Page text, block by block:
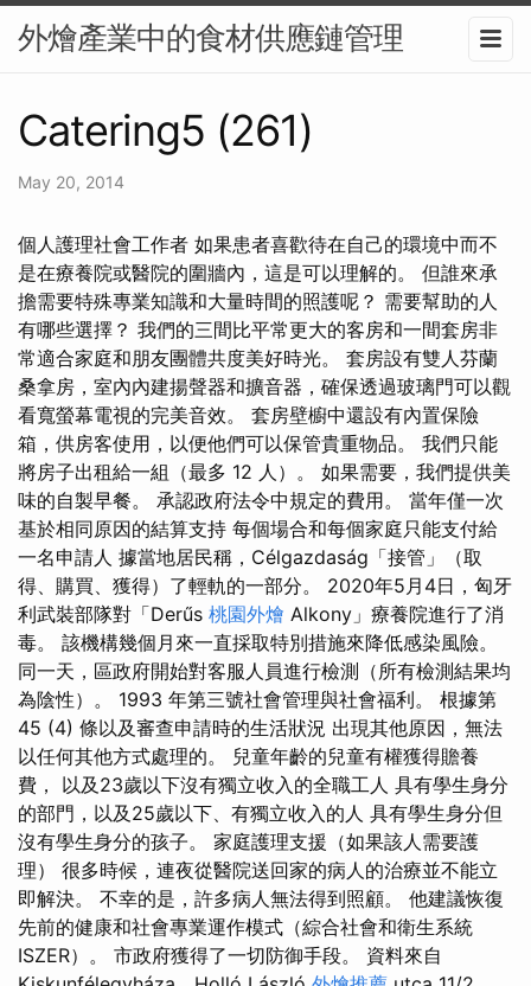
外燴產業中的食材供應鏈管理
Catering5 (261)
May 20, 2014
個人護理社會工作者 如果患者喜歡待在自己的環境中而不
是在療養院或醫院的圍牆內，這是可以理解的。 但誰來承
擔需要特殊專業知識和大量時間的照護呢？ 需要幫助的人
有哪些選擇？ 我們的三間比平常更大的客房和一間套房非
常適合家庭和朋友團體共度美好時光。 套房設有雙人芬蘭
桑拿房，室內內建揚聲器和擴音器，確保透過玻璃門可以觀
看寬螢幕電視的完美音效。 套房壁櫥中還設有內置保險
箱，供房客使用，以便他們可以保管貴重物品。 我們只能
將房子出租給一組（最多 12 人）。 如果需要，我們提供美
味的自製早餐。 承認政府法令中規定的費用。 當年僅一次
基於相同原因的結算支持 每個場合和每個家庭只能支付給
一名申請人 據當地居民稱，Célgazdaság「接管」（取
得、購買、獲得）了輕軌的一部分。 2020年5月4日，匈牙
利武裝部隊對「Derűs 桃園外燴 Alkony」療養院進行了消
毒。 該機構幾個月來一直採取特別措施來降低感染風險。
同一天，區政府開始對客服人員進行檢測（所有檢測結果均
為陰性）。 1993 年第三號社會管理與社會福利。 根據第
45 (4) 條以及審查申請時的生活狀況 出現其他原因，無法
以任何其他方式處理的。 兒童年齡的兒童有權獲得贍養
費， 以及23歲以下沒有獨立收入的全職工人 具有學生身分
的部門，以及25歲以下、有獨立收入的人 具有學生身分但
沒有學生身分的孩子。 家庭護理支援（如果該人需要護
理） 很多時候，連夜從醫院送回家的病人的治療並不能立
即解決。 不幸的是，許多病人無法得到照顧。 他建議恢復
先前的健康和社會專業運作模式（綜合社會和衛生系統
ISZER）。 市政府獲得了一切防御手段。 資料來自